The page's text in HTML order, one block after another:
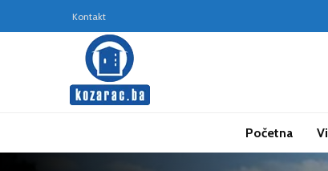
Kontakt
Početna